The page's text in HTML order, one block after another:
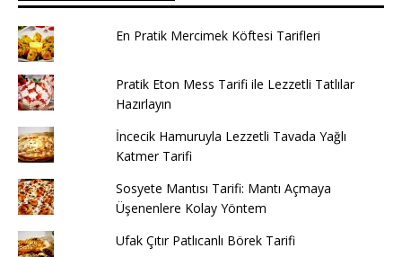
En Pratik Mercimek Köftesi Tarifleri
Pratik Eton Mess Tarifi ile Lezzetli Tatlılar
Hazırlayın
İncecik Hamuruyla Lezzetli Tavada Yağlı
Katmer Tarifi
Sosyete Mantısı Tarifi: Mantı Açmaya
Üşenenlere Kolay Yöntem
Ufak Çıtır Patlıcanlı Börek Tarifi